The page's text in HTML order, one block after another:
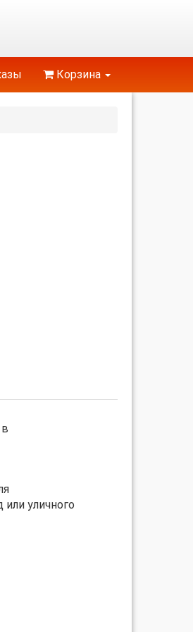
Корзина
уличного